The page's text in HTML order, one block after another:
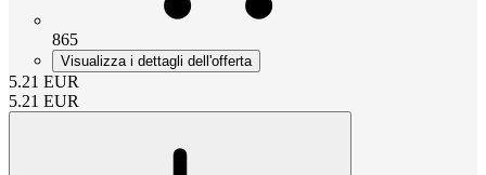
865
Visualizza i dettagli dell'offerta
5.21 EUR
5.21 EUR